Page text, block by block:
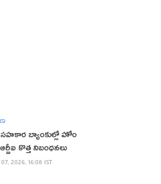
బ్యాంకుల్లో హోం
కొత్త నిబంధనలు
2026, 16:08 IST